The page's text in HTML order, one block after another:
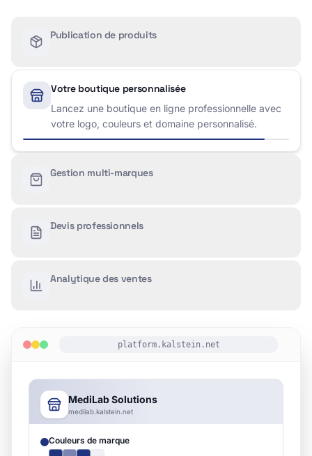
Publication de produits
Votre boutique personnalisée
Gestion multi-marques
Importation massive depuis CSV avec descriptions
Inventaire Produits
Kalstein YJ-UV1100